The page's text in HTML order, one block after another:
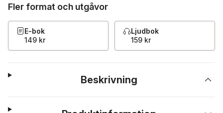
Fler format och utgåvor
E-bok
149 kr
Ljudbok
159 kr
Beskrivning